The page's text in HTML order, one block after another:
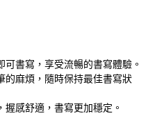
書寫，享受流暢的書寫體驗。
的麻煩，隨時保持最佳書寫狀
感舒適，書寫更加穩定。